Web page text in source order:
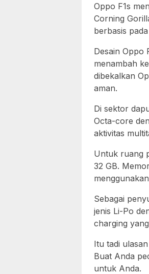
Oppo F1s
Corning
berbasis
Desain Oppo
menambah
dibekalkan
aman.
Di sektor
Octa-core
aktivitas
Untuk ruang
32 GB.
Sebagai
jenis Li-Po
charging
Itu tadi
Buat Anda
untuk Anda.